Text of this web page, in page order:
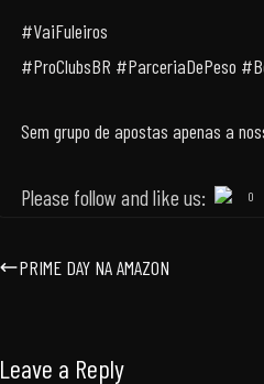
#VaiFuleiros
#ProClubsBR #ParceriaDePeso
Sem grupo de apostas apenas a
Please follow and like us: 0
PRIME DAY NA AMAZON
Leave a Reply